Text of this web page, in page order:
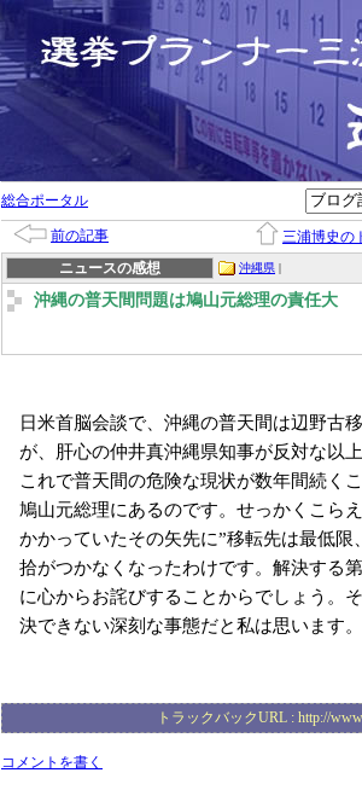
総合ポータル
前の記事 三浦博史の
ニュースの感想
沖縄県 |
沖縄の普天間問題は鳩山元総理の責任大
日米首脳会談で、沖縄の普天間は辺野古
が、肝心の仲井真沖縄県知事が反対な以
これで普天間の危険な現状が数年間続く
鳩山元総理にあるのです。せっかくこら
かかっていたその矢先に”移転先は最低
拾がつかなくなったわけです。解決する
に心からお詫びすることからでしょう。
決できない深刻な事態だと私は思います。
トラックバックURL : http://
コメントを書く